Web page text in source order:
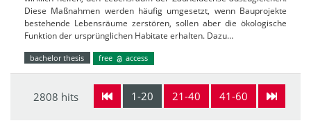
Diese Maßnahmen werden häufig umgesetzt, wenn Bauprojekte
bestehende Lebensräume zerstören, sollen aber die ökologische
Funktion der ursprünglichen Habitate erhalten. Dazu…
bachelor thesis free access
1-20 21-40 41-60
2808 hits